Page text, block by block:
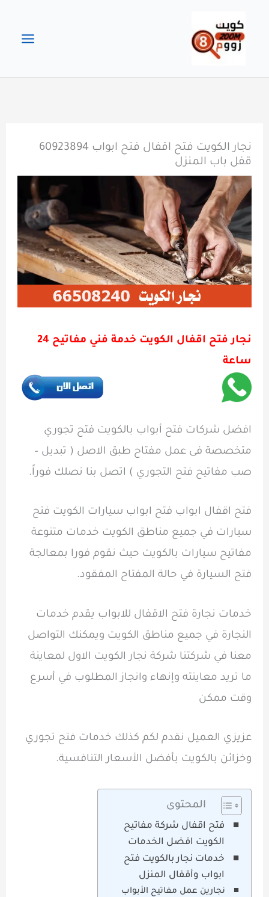
المحتوى
نجار الكويت فتح اقفال فتح ابواب 60923894
قفل باب المنزل
نجار فتح اقفال الكويت خدمة فني مفاتيح 24
ساعة
افضل شركات فتح أبواب بالكويت فتح تجوري
متخصصة فى عمل مفتاح طبق الاصل ( تبديل –
صب مفاتيح فتح التجوري ) اتصل بنا نصلك فوراً.
فتح اقفال ابواب فتح ابواب سيارات الكويت فتح
سيارات في جميع مناطق الكويت خدمات متنوعة
مفاتيح سيارات بالكويت حيث نقوم فورا بمعالجة
فتح السيارة في حالة المفتاح المفقود.
خدمات نجارة فتح الاقفال للابواب يقدم خدمات
النجارة في جميع مناطق الكويت ويمكنك التواصل
معنا في شركتنا شركة نجار الكويت الاول لمعاينة
ما تريد معاينته وإنهاء وانجاز المطلوب في أسرع
وقت ممكن
عزيزي العميل نقدم لكم كذلك خدمات فتح تجوري
وخزائن بالكويت بأفضل الأسعار التنافسية.
المحتوى
فتح اقفال شركة مفاتيح
الكويت افضل الخدمات
خدمات نجار بالكويت فتح
ابواب وأقفال المنزل
نجارين عمل مفاتيح الأبواب